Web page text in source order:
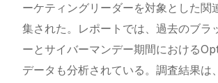
ーケティングリーダーを対象とした関
集された。レポートでは、過去のブラ
ーとサイバーマンデー期間における
データも分析されている。調査結果は